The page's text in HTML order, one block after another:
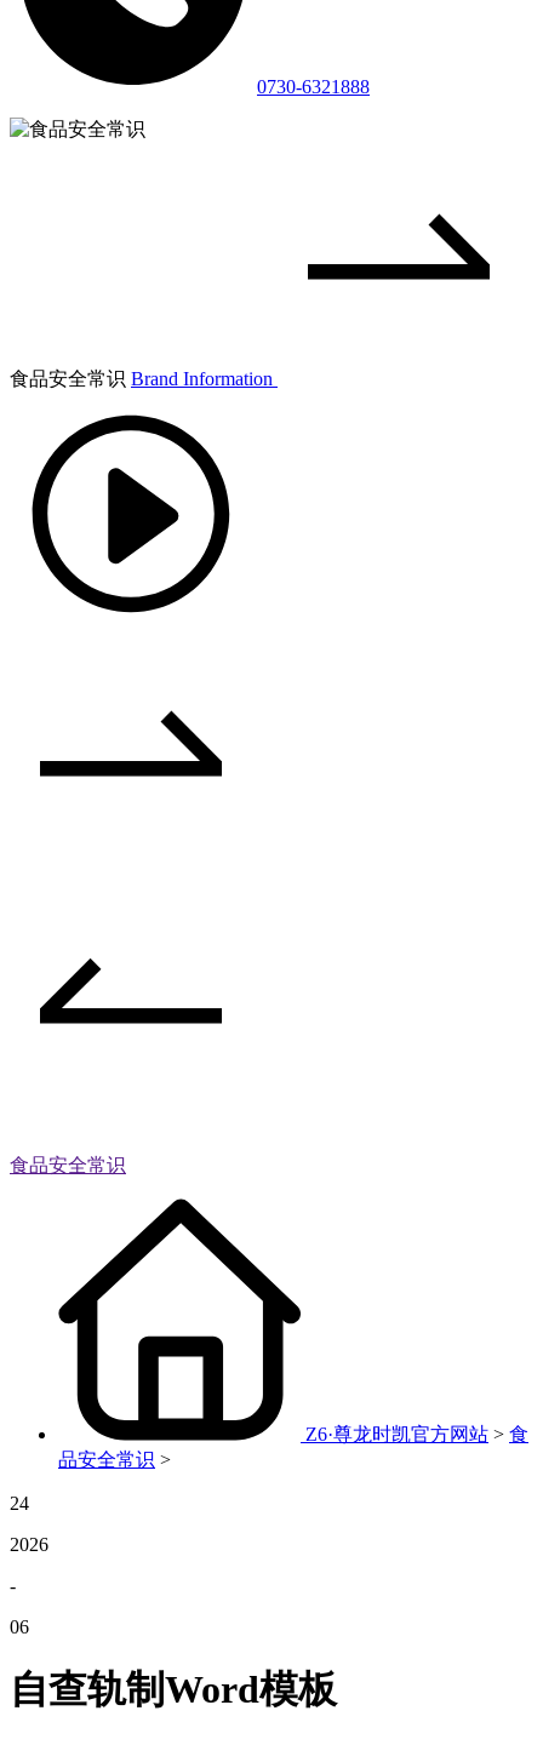
0730-6321888
食品安全常识 Brand Information
食品安全常识
Z6·尊龙时凯官方网站 > 食
品安全常识 >
24
2026
-
06
自查轨制Word模板